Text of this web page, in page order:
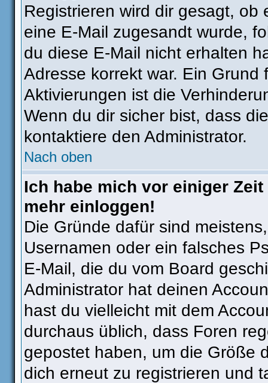
Registrieren wird dir gesagt, ob
eine E-Mail zugesandt wurde,
du diese E-Mail nicht erhalten
Adresse korrekt war. Ein
Aktivierungen ist die
Wenn du dir sicher bist, dass
kontaktiere den Administrator.
Nach oben
Ich habe mich vor einiger
mehr einloggen!
Die Gründe dafür sind
Usernamen oder ein falsches
E-Mail, die du vom Board
Administrator hat deinen
hast du vielleicht mit dem
durchaus üblich, dass Foren
gepostet haben, um die Größe
dich erneut zu registrieren und